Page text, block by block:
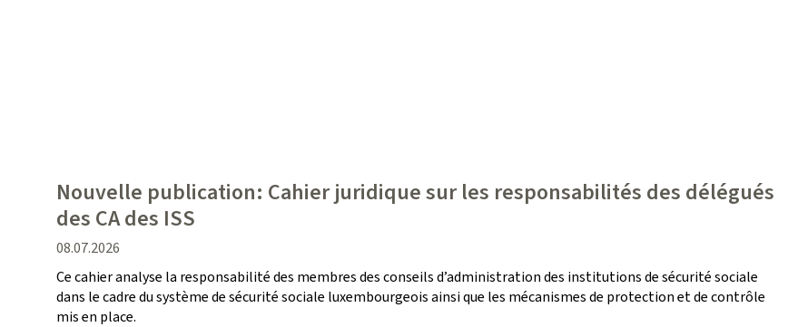
Nouvelle publication: Cahier juridique sur les responsabilités des délégués
des CA des ISS
date
de
publication
08.07.2026
Ce cahier analyse la responsabilité des membres des conseils d’administration des institutions de sécurité sociale
dans le cadre du système de sécurité sociale luxembourgeois ainsi que les mécanismes de protection et de contrôle
mis en place.